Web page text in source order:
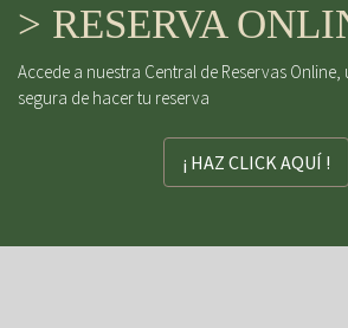
> RESERVA
Accede a nuestra Central de Reservas
segura de hacer tu reserva
¡ HAZ CLICK AQUÍ !